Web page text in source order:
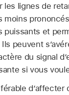
lignes de
et
peuvent
du signal
si vous